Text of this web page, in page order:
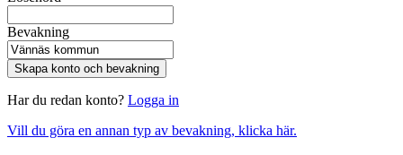
Bevakning
Skapa konto och bevakning
Har du redan konto? Logga in
Vill du göra en annan typ av bevakning, klicka här.